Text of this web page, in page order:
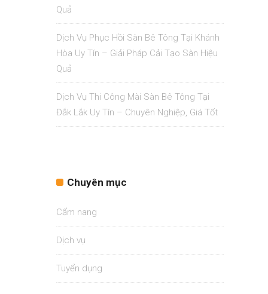
Quả
Dịch Vụ Phục Hồi Sàn Bê Tông Tại Khánh
Hòa Uy Tín – Giải Pháp Cải Tạo Sàn Hiệu
Quả
Dịch Vụ Thi Công Mài Sàn Bê Tông Tại
Đắk Lắk Uy Tín – Chuyên Nghiệp, Giá Tốt
Chuyên mục
Cẩm nang
Dịch vụ
Tuyển dụng